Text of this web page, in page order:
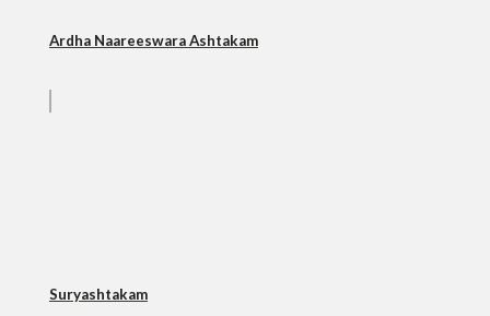
Ardha Naareeswara Ashtakam
Suryashtakam